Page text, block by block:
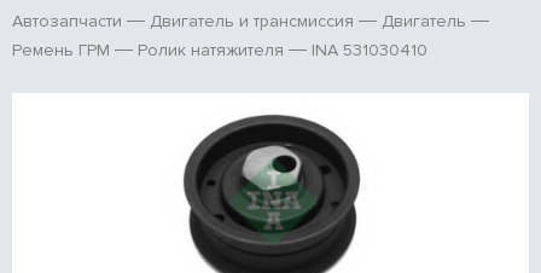
Автозапчасти Двигатель и трансмиссия
Двигатель
Ремень ГРМ
Ролик натяжителя INA 531030410